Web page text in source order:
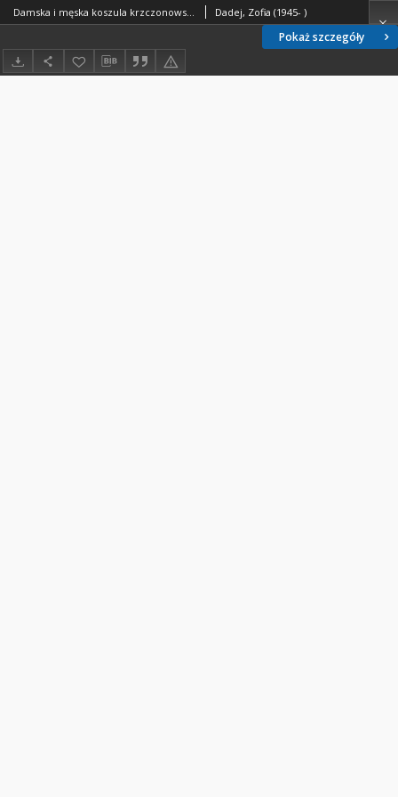
Pokaż szczegóły
Damska i męska koszula krzczonowska - Zofia Dadej - fragment relacji świadka historii [TEKST] Dadej, Zofia (1945- )